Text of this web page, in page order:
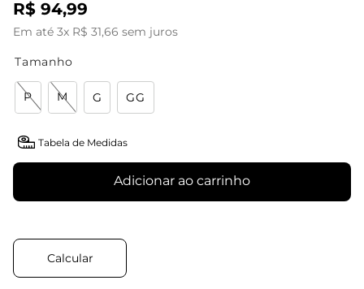
R$ 94,99
Em até 3x R$ 31,66 sem juros
Tamanho
P M G GG
Tabela de Medidas
Adicionar ao carrinho